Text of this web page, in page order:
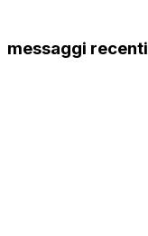
messaggi recenti